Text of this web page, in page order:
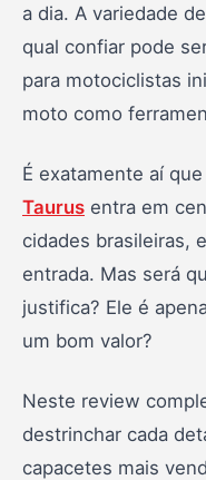
4. Segurança: O
5. Conforto e
6. Viseira e
8. Principais
9. Para Quem o
Indicado?
10. Veredito Final
a dia. A variedade
qual confiar pode
para motociclistas
moto como
É exatamente aí que
Taurus entra em
cidades brasileiras,
entrada. Mas será
justifica? Ele é
um bom valor?
Neste review
destrinchar cada
capacetes mais